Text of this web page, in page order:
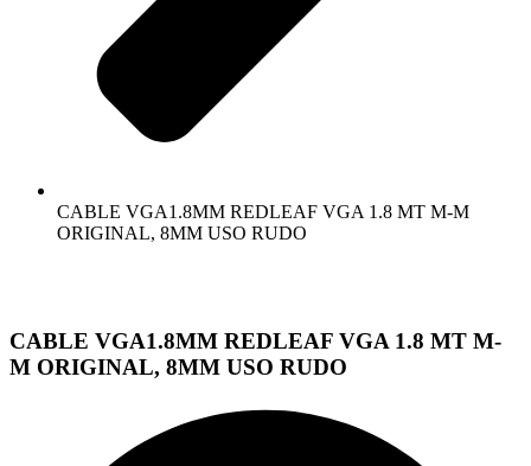
CABLE VGA1.8MM REDLEAF VGA 1.8 MT M-M
ORIGINAL, 8MM USO RUDO
CABLE VGA1.8MM REDLEAF VGA 1.8 MT M-
M ORIGINAL, 8MM USO RUDO